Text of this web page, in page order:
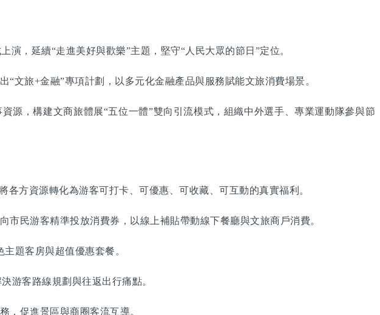
，延續“走進美好與歡樂”主題，堅守“人民大眾的節日”定位。
旅+金融”專項計劃，以多元化金融產品與服務賦能文旅消費場景。
，構建文商旅體展“五位一體”雙向引流模式，組織中外選手、專業運動隊參與節
方資源轉化為游客可打卡、可優惠、可收藏、可互動的真實福利。
民游客精準投放消費券，以線上補貼帶動線下餐廳與文旅商戶消費。
題客房與超值優惠套餐。
客路線規劃與往返出行痛點。
促進景區與商圈客流互導。